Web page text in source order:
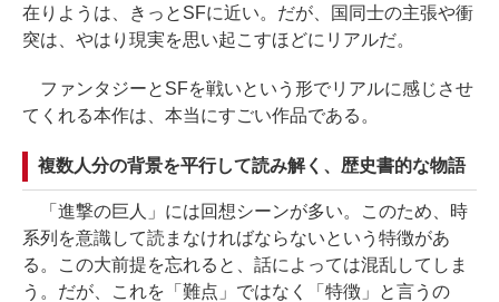
在りようは、きっとSFに近い。だが、国同士の主張や衝
突は、やはり現実を思い起こすほどにリアルだ。
ファンタジーとSFを戦いという形でリアルに感じさせ
てくれる本作は、本当にすごい作品である。
複数人分の背景を平行して読み解く、歴史書的な物語
「進撃の巨人」には回想シーンが多い。このため、時
系列を意識して読まなければならないという特徴があ
る。この大前提を忘れると、話によっては混乱してしま
う。だが、これを「難点」ではなく「特徴」と言うの